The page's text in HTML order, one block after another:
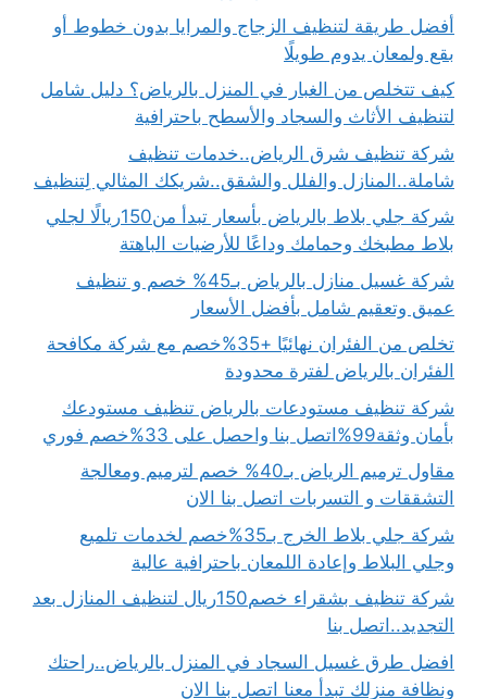
أفضل طريقة لتنظيف الزجاج والمرايا بدون خطوط أو
بقع ولمعان يدوم طويلًا
كيف تتخلص من الغبار في المنزل بالرياض؟ دليل شامل
لتنظيف الأثاث والسجاد والأسطح باحترافية
شركة تنظيف شرق الرياض..خدمات تنظيف
شاملة..المنازل والفلل والشقق..شريكك المثالي لِتنظيف
شركة جلي بلاط بالرياض بأسعار تبدأ من150ريالًا لجلي
بلاط مطبخك وحمامك وداعًا للأرضيات الباهتة
شركة غسيل منازل بالرياض بـ45% خصم و تنظيف
عميق وتعقيم شامل بأفضل الأسعار
تخلص من الفئران نهائيًا +35%خصم مع شركة مكافحة
الفئران بالرياض لفترة محدودة
شركة تنظيف مستودعات بالرياض تنظيف مستودعك
بأمان وثقة99%اتصل بنا واحصل على 33%خصم فوري
مقاول ترميم الرياض بـ40% خصم لترميم ومعالجة
التشققات و التسربات اتصل بنا الان
شركة جلي بلاط الخرج بـ35%خصم لخدمات تلميع
وجلي البلاط وإعادة اللمعان باحترافية عالية
شركة تنظيف بشقراء خصم150ريال لتنظيف المنازل بعد
التجديد..اتصل بنا
افضل طرق غسيل السجاد في المنزل بالرياض..راحتك
ونظافة منزلك تبدأ معنا اتصل بنا الان